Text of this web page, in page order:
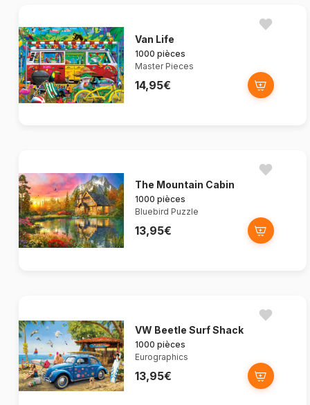
Van Life
1000 pièces
Master Pieces
14,95€
The Mountain Cabin
1000 pièces
Bluebird Puzzle
13,95€
VW Beetle Surf Shack
1000 pièces
Eurographics
13,95€